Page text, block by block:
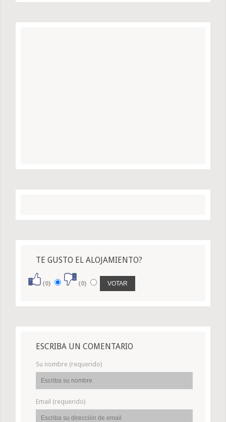
TE GUSTO EL ALOJAMIENTO?
(0) (0)
ESCRIBA UN COMENTARIO
Su nombre (requerido)
Email (requerido)